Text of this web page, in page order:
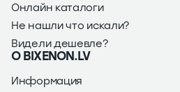
Онлайн каталоги
Не нашли что искали?
Видели дешевле?
О BIXENON.LV
Информация